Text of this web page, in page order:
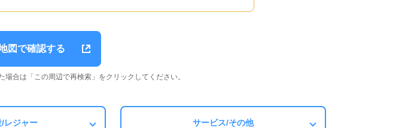
図で確認する
合は「この周辺で再検索」をクリックしてください。
レジャー サービス/その他